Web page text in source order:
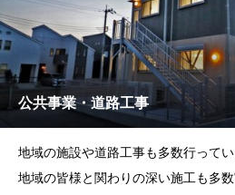
公共事業・道路工事
地域の施設や道路工事も多数行って
地域の皆様と関わりの深い施工も多